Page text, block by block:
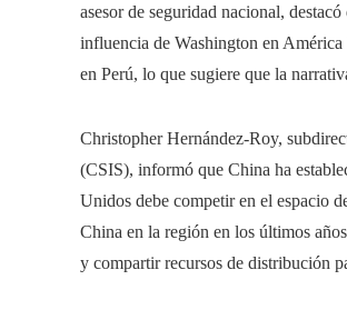
asesor de seguridad nacional,
influencia de Washington en
en Perú, lo que sugiere que la
Christopher Hernández-Roy,
(CSIS), informó que China ha
Unidos debe competir en el espacio
China en la región en los últimos
y compartir recursos de distribución